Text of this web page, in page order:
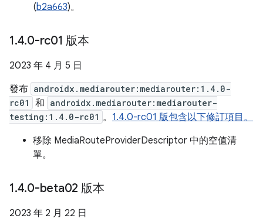
(b2a663)。
1.4.0-rc01 版本
2023 年 4 月 5 日
發布 androidx.mediarouter:mediarouter:1.4.0-
rc01
和 androidx.mediarouter:mediarouter-
testing:1.4.0-rc01 。 1.4.0-rc01 版包含以下修訂項目。
移除 MediaRouteProviderDescriptor 中的空值清
單。
1.4.0-beta02 版本
2023 年 2 月 22 日